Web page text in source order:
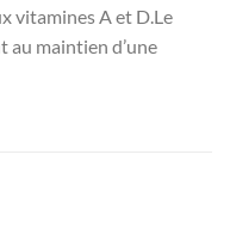
vitamines A et D.Le
au maintien d’une